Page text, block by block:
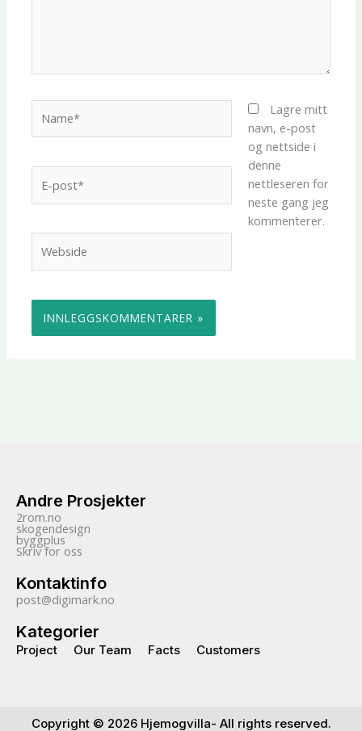
post*
Lagre mitt
navn, e-post
og nettside i
denne
nettleseren for
neste gang jeg
kommenterer.
Andre Prosjekter
2rom.no
skogendesign
byggplus
Skriv for oss
Kontaktinfo
post@digimark.no
Kategorier
Project Our Team Facts Customers
Copyright © 2026 Hjemogvilla- All rights reserved.